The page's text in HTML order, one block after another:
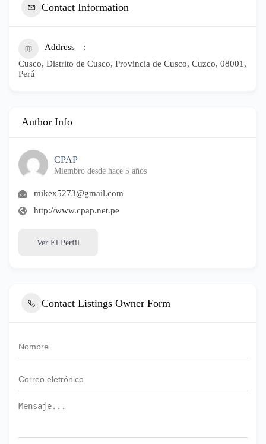
Contact Information
Address
Cusco, Distrito de Cusco, Provincia de Cusco, Cuzco, 08001,
Perú
Author Info
CPAP
Miembro desde hace 5 años
mikex5273@gmail.com
http://www.cpap.net.pe
Ver El Perfil
Contact Listings Owner Form